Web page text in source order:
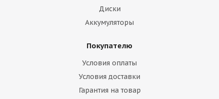
Диски
Аккумуляторы
Покупателю
Условия оплаты
Условия доставки
Гарантия на товар